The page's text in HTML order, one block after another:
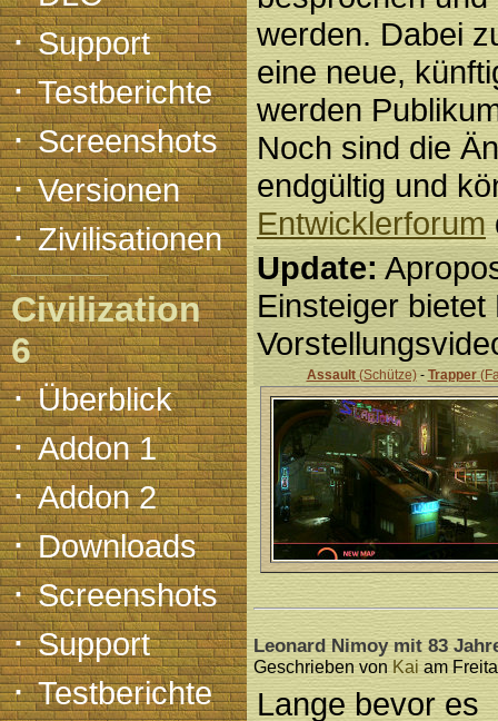
·Support
·Testberichte
·Screenshots
·Versionen
·Zivilisationen
Civilization
6
·Überblick
·Addon 1
·Addon 2
·Downloads
·Screenshots
·Support
·Testberichte
werden. Dabei
eine neue,
werden
Noch sind die
endgültig und
Entwicklerforum
Update:
Einsteiger
Assault(Schütze)- Trapper
Leonard Nimoy mit 83
Geschrieben von Kaiam
Lange bevor es